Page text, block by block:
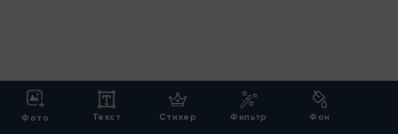
Фото Текст Стикер Фильтр Фон